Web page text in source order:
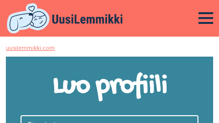
uusilemmikki.com
Luo profiili